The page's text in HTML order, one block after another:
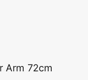
Arm 72cm